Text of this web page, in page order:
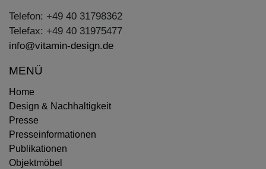
Telefon: +49 40 31798362
Telefax: +49 40 31975477
info@vitamin-design.de
MENÜ
Home
Design & Nachhaltigkeit
Presse
Presseinformationen
Publikationen
Objektmöbel